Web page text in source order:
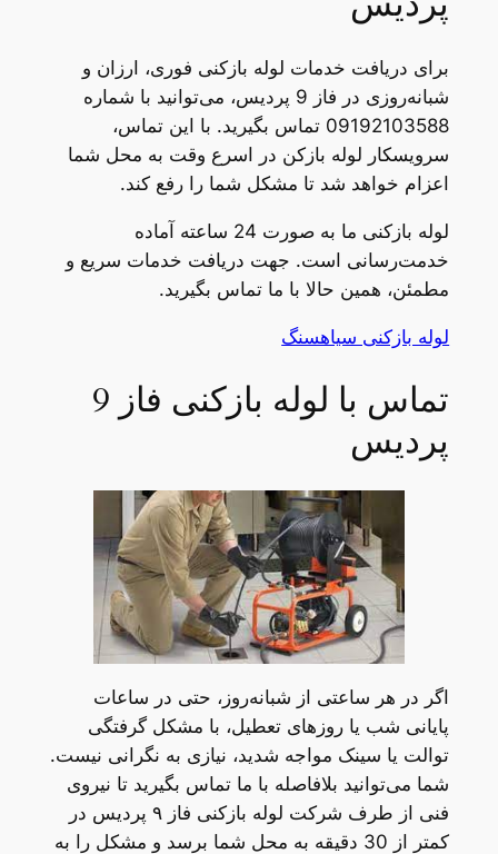
برای دریافت خدمات لوله بازکنی فوری، ارزان و
شبانه‌روزی در فاز 9 پردیس، می‌توانید با شماره
09192103588 تماس بگیرید. با این تماس،
سرویسکار لوله بازکن در اسرع وقت به محل شما
اعزام خواهد شد تا مشکل شما را رفع کند.
لوله بازکنی ما به صورت 24 ساعته آماده
خدمت‌رسانی است. جهت دریافت خدمات سریع و
مطمئن، همین حالا با ما تماس بگیرید.
لوله بازکنی سیاهسنگ
تماس با لوله بازکنی فاز 9
پردیس
اگر در هر ساعتی از شبانه‌روز، حتی در ساعات
پایانی شب یا روزهای تعطیل، با مشکل گرفتگی
توالت یا سینک مواجه شدید، نیازی به نگرانی نیست.
شما می‌توانید بلافاصله با ما تماس بگیرید تا نیروی
فنی از طرف شرکت لوله بازکنی فاز ۹ پردیس در
کمتر از 30 دقیقه به محل شما برسد و مشکل را به